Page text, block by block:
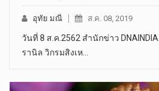
อุทัย มณี ส.ค. 08, 2019
วันที่ 8 ส.ค.2562 สำนักข่าว
รานิล วิกรมสิงเห…